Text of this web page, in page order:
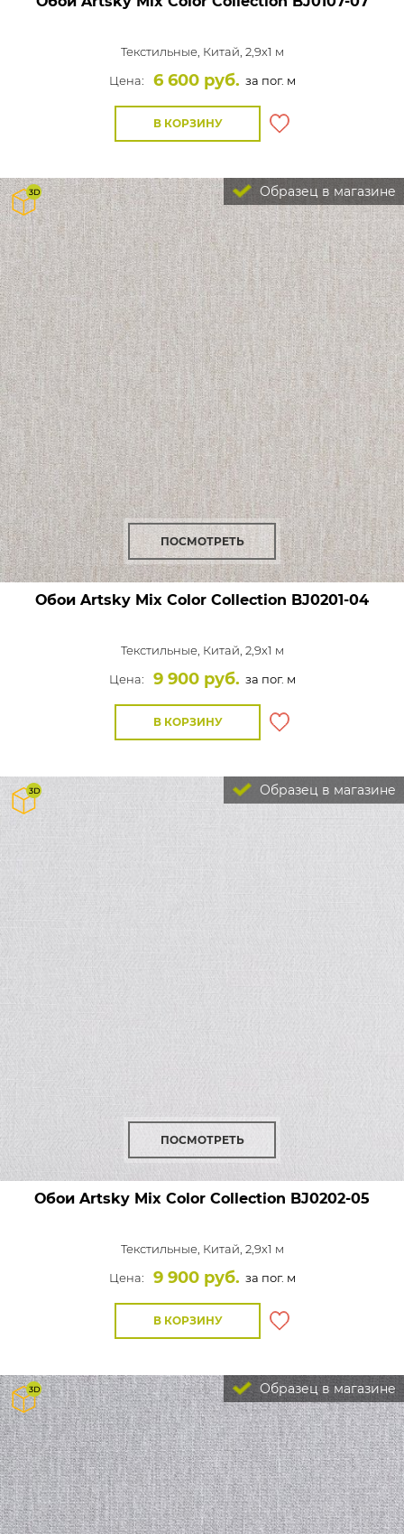
Текстильные, Китай, 2,9x1 м
Цена:
6 600 руб. за пог. м
В КОРЗИНУ
Образец в магазине
ПОСМОТРЕТЬ
Обои Artsky Mix Color Collection BJ0201-04
Текстильные, Китай, 2,9x1 м
Цена:
9 900 руб. за пог. м
В КОРЗИНУ
Образец в магазине
ПОСМОТРЕТЬ
Обои Artsky Mix Color Collection BJ0202-05
Текстильные, Китай, 2,9x1 м
Цена:
9 900 руб. за пог. м
В КОРЗИНУ
Образец в магазине